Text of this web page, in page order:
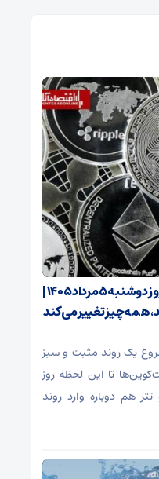
قیمت تتر، بیت‌کوین و اتریوم امروز دوشنبه ۵ مرداد ۱۴۰۵ |
همه‌چیز تغییر می‌کند
یک روند مثبت و سبز
تا این لحظه روز
هم دوباره وارد روند